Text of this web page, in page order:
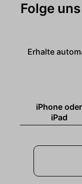
Folge
Erhalte
iPhone oder
iPad